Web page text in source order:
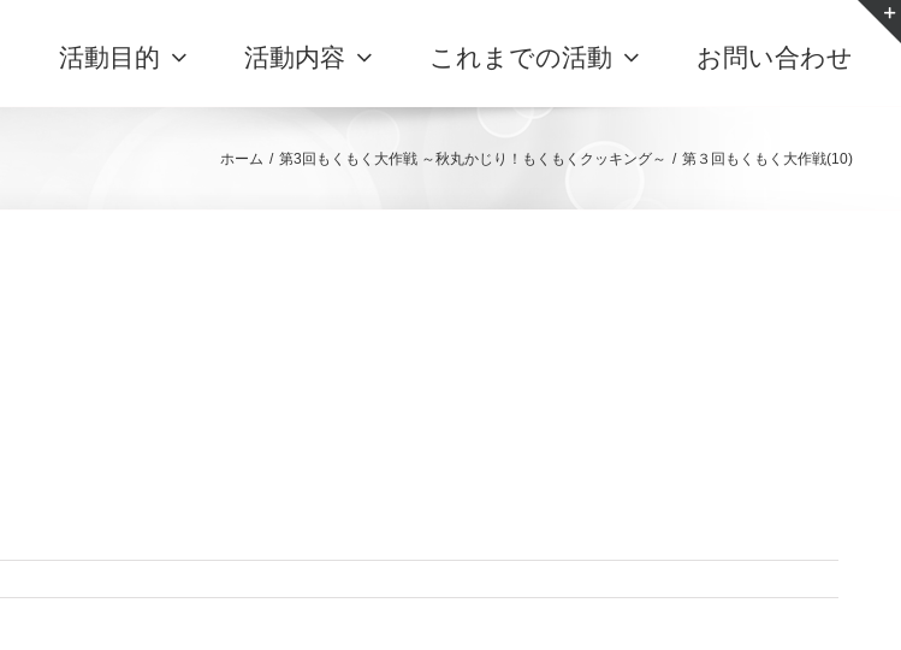
活動目的 活動内容 これまでの活動 お問い合わせ
ホーム / 第3回もくもく大作戦 ～秋丸かじり！もくもくクッキング～ / 第３回もくもく大作戦(10)